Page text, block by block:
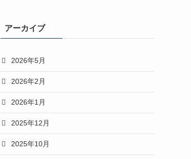
アーカイブ
2026年5月
2026年2月
2026年1月
2025年12月
2025年10月